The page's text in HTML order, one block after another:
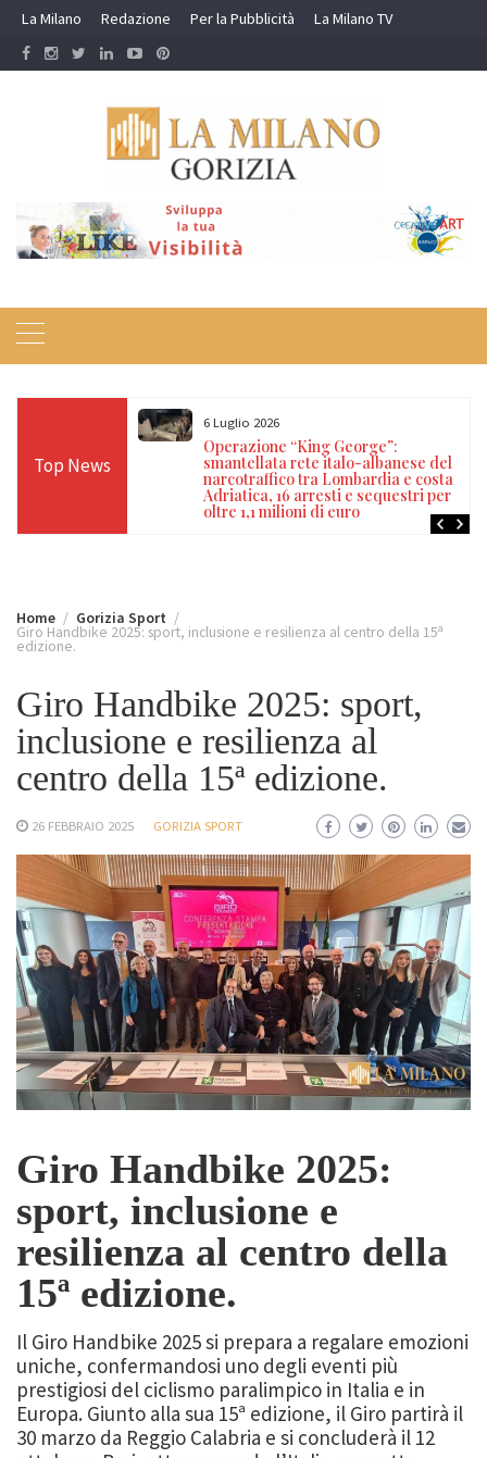
Skip
content
La Milano Redazione Per la Pubblicità La Milano TV
Top News
e Ventimiglia
6 Luglio 2026
Operazione “King George”:
smantellata rete italo-albanese del
narcotraffico tra Lombardia e costa
Adriatica, 16 arresti e sequestri per
oltre 1,1 milioni di euro
Home Gorizia Sport
Giro Handbike 2025: sport, inclusione e resilienza al centro della 15ª
edizione.
Giro Handbike 2025: sport,
inclusione e resilienza al
centro della 15ª edizione.
26 FEBBRAIO 2025 GORIZIA SPORT
Giro Handbike 2025:
sport, inclusione e
resilienza al centro della
15ª edizione.
Il Giro Handbike 2025 si prepara a regalare emozioni
uniche, confermandosi uno degli eventi più
prestigiosi del ciclismo paralimpico in Italia e in
Europa. Giunto alla sua 15ª edizione, il Giro partirà il
30 marzo da Reggio Calabria e si concluderà il 12